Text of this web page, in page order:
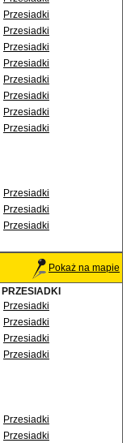
Przesiadki
Przesiadki
Przesiadki
Przesiadki
Przesiadki
Przesiadki
Przesiadki
Przesiadki
Przesiadki
Przesiadki
Przesiadki
Pokaż na mapie
PRZESIADKI
Przesiadki
Przesiadki
Przesiadki
Przesiadki
Przesiadki
Przesiadki